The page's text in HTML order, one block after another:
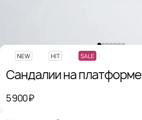
Сандалии на платформе
5 900 ₽